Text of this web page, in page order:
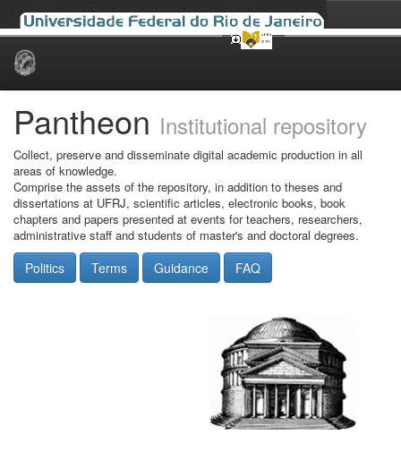
Skip
Pantheon Institutional repository
Collect, preserve and disseminate digital academic production in all
areas of knowledge.
Comprise the assets of the repository, in addition to theses and
dissertations at UFRJ, scientific articles, electronic books, book
chapters and papers presented at events for teachers, researchers,
administrative staff and students of master's and doctoral degrees.
Politics Terms Guidance FAQ